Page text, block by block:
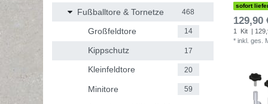
Fußballtore & Tornetze 468
Großfeldtore 14
Kippschutz 17
Kleinfeldtore 20
Minitore 59
sofort
129,90
1 Kit
|
* inkl. ges.